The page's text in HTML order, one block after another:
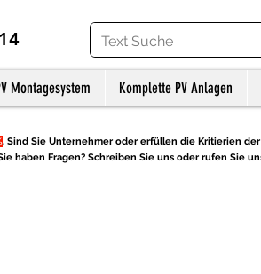
Montagesystem Komplette PV Anlagen
. Sind Sie Unternehmer oder erfüllen die Kritierien
haben Fragen? Schreiben Sie uns oder rufen Sie